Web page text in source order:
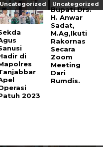
di
2023
Uncategorized
Bupati Drs.
H. Anwar
Sadat,
M.Ag,Ikuti
Rakornas
Secara
Zoom
Meeting
Dari
Rumdis.